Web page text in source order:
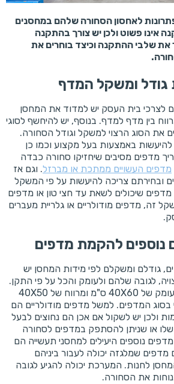
לאחסון הסחורה שלהם במחסנים
אינו פשוט ולכן יש צורך בהתקנה
שלבי ההתקנה וכיצד בוחרים את
לצרכי בית העסק יש למדוד את המחסן
בין מדף למדף. בנוסף, יש להיחשף לסוגי
את הסוג הרצוי למשקל וגודל הסחורה.
להיעשות באמצעות בעל מקצוע וכמו כן
מדפים מסיבים שיחזיקו סחורה כבדה
מדפים העשויים ממתכת או מברזל. וגם אז
ובחירתם צריכה להיעשות על פי המשקל
שיכולים לשאת עד חצי טון או מדפים
זה, מדפים מודולריים או גלריית מעברים
גודלם ומשקלם לפי מידות המחסן יש
לגובה שלהם ולעומק והכל על פי התקן.
התקנים הם אירופאים בעומק של 40X60 ס"מ ומרווח של 40X50
בסוג המדפים. למשל מדפים מודולריים הם
ולכן יש לשקול אם אכן הם נחוצים לבעל
או שניתן להסתפק במדפים לסחורה
נוספים היעילים למחסני תעשייה הם
מדפים שמלגזה יכולה לעבור ביניהם
לחנות. המערכת יכולה להגיע לגובה